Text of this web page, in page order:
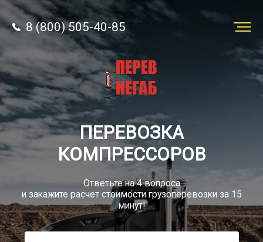
8 (800) 505-40-85
Заказать
перевозку
8 (800) 505-40-85
ПЕРЕВОЗКА
КОМПРЕССОРОВ
Ответьте на 4 вопроса
и закажите расчет стоимости грузоперевозки за 15
минут!